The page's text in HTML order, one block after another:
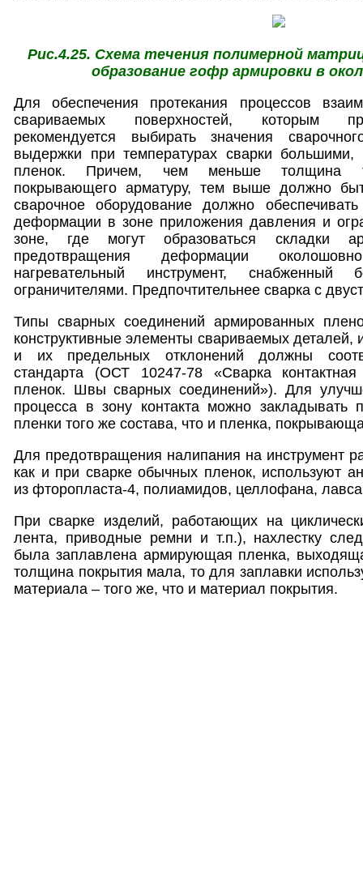
Рис.4.25. Схема течения полимерной
образование гофр армировки в
Для обеспечения протекания процессов
свариваемых поверхностей, которым
рекомендуется выбирать значения
выдержки при температурах сварки
пленок. Причем, чем меньше толщина
покрывающего арматуру, тем выше должно
сварочное оборудование должно
деформации в зоне приложения давления и
зоне, где могут образоваться складки
предотвращения деформации
нагревательный инструмент,
ограничителями. Предпочтительнее сварка с
Типы сварных соединений армированных
конструктивные элементы свариваемых
и их предельных отклонений должны
стандарта (ОСТ 10247-78 «Сварка
пленок. Швы сварных соединений»). Для
процесса в зону контакта можно закладывать
пленки того же состава, что и пленка,
Для предотвращения налипания на инструмент
как и при сварке обычных пленок, используют
из фторопласта-4, полиамидов, целлофана,
При сварке изделий, работающих на
лента, приводные ремни и т.п.), нахлестку
была заплавлена армирующая пленка,
толщина покрытия мала, то для заплавки
материала – того же, что и материал покрытия.